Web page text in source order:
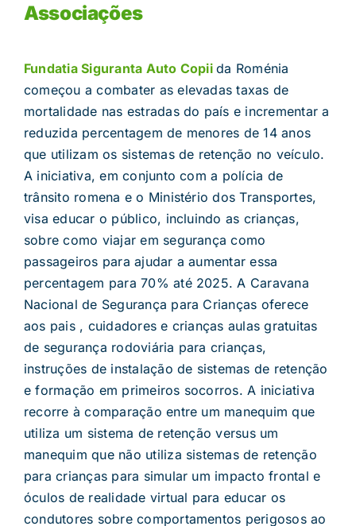
Associações
Fundatia Siguranta Auto Copii da Roménia
começou a combater as elevadas taxas de
mortalidade nas estradas do país e incrementar a
reduzida percentagem de menores de 14 anos
que utilizam os sistemas de retenção no veículo.
A iniciativa, em conjunto com a polícia de
trânsito romena e o Ministério dos Transportes,
visa educar o público, incluindo as crianças,
sobre como viajar em segurança como
passageiros para ajudar a aumentar essa
percentagem para 70% até 2025. A Caravana
Nacional de Segurança para Crianças oferece
aos pais , cuidadores e crianças aulas gratuitas
de segurança rodoviária para crianças,
instruções de instalação de sistemas de retenção
e formação em primeiros socorros. A iniciativa
recorre à comparação entre um manequim que
utiliza um sistema de retenção versus um
manequim que não utiliza sistemas de retenção
para crianças para simular um impacto frontal e
óculos de realidade virtual para educar os
condutores sobre comportamentos perigosos ao